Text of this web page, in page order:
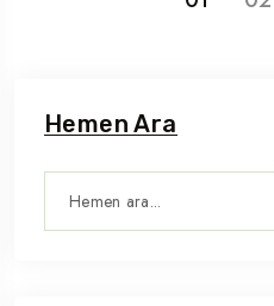
Hemen Ara